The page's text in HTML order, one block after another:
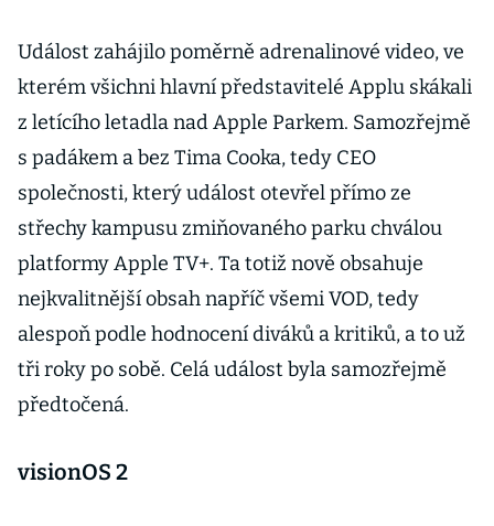
Událost zahájilo poměrně adrenalinové video, ve
kterém všichni hlavní představitelé Applu skákali
z letícího letadla nad Apple Parkem. Samozřejmě
s padákem a bez Tima Cooka, tedy CEO
společnosti, který událost otevřel přímo ze
střechy kampusu zmiňovaného parku chválou
platformy Apple TV+. Ta totiž nově obsahuje
nejkvalitnější obsah napříč všemi VOD, tedy
alespoň podle hodnocení diváků a kritiků, a to už
tři roky po sobě. Celá událost byla samozřejmě
předtočená.
visionOS 2